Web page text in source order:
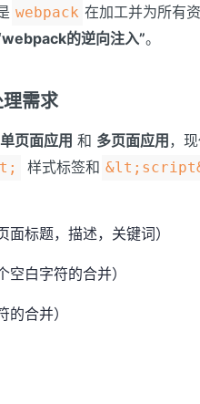
webpack 在加工并为所有
的逆向注入”。
需求
单页面应用 和 多页面应用 ，
样式标签和
标题，描述，关键词）
白字符的合并）
合并）